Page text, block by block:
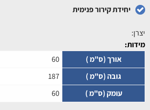
יחידת קירור פנימית
יצרן:
מידות:
אורך (ס"מ )
60
גובה (ס"מ )
187
עומק (ס"מ )
60